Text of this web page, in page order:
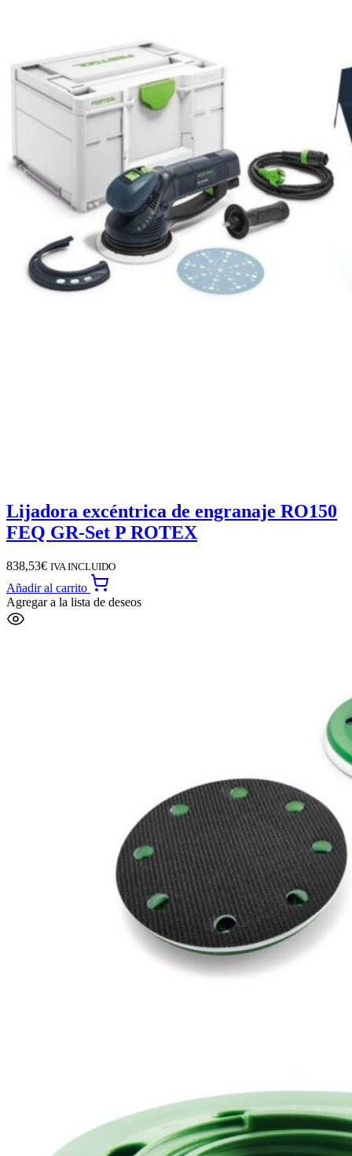
Lijadora excéntrica de engranaje RO150
FEQ GR-Set P ROTEX
838,53€ IVA INCLUIDO
Añadir al carrito
Agregar a la lista de deseos